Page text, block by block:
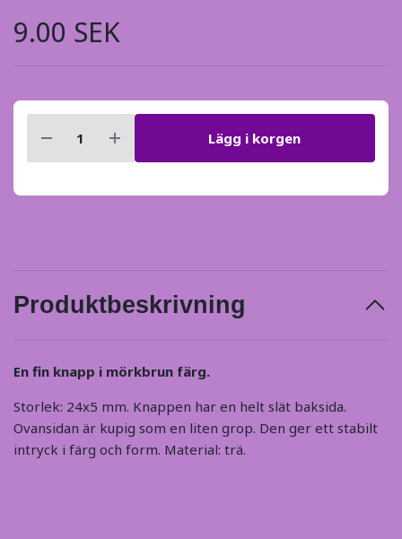
9.00 SEK
Lägg i korgen
Produktbeskrivning
En fin knapp i mörkbrun färg.
Storlek: 24x5 mm. Knappen har en helt slät baksida.
Ovansidan är kupig som en liten grop. Den ger ett stabilt
intryck i färg och form. Material: trä.